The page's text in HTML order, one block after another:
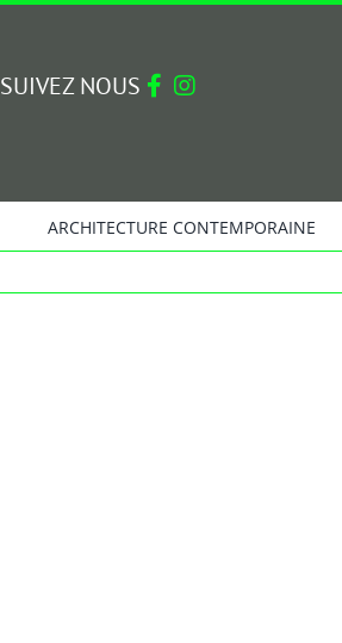
SUIVEZ NOUS
ARCHITECTURE CONTEMPORAINE